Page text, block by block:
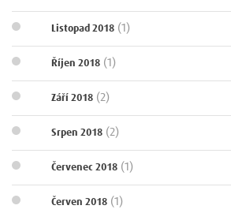
Listopad 2018 (1)
Říjen 2018 (1)
Září 2018 (2)
Srpen 2018 (2)
Červenec 2018 (1)
Červen 2018 (1)